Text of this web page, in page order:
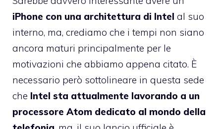
iPhone con una architettura di Intel al suo
interno, ma, crediamo che i tempi non siano
ancora maturi principalmente per le
motivazioni che abbiamo appena citato. È
necessario però sottolineare in questa sede
che Intel sta attualmente lavorando a un
processore Atom dedicato al mondo della